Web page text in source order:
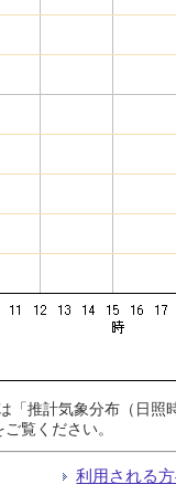
「推計気象分布（日
ご覧ください。
利用される